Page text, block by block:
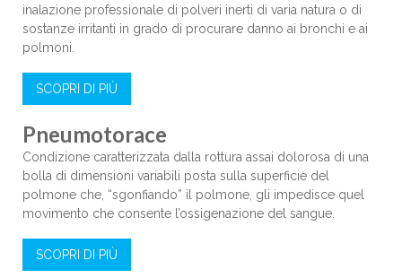
inalazione professionale di polveri inerti di varia natura o di
sostanze irritanti in grado di procurare danno ai bronchi e ai
polmoni.
SCOPRI DI PIÙ
Pneumotorace
Condizione caratterizzata dalla rottura assai dolorosa di una
bolla di dimensioni variabili posta sulla superficie del
polmone che, “sgonfiando” il polmone, gli impedisce quel
movimento che consente l’ossigenazione del sangue.
SCOPRI DI PIÙ